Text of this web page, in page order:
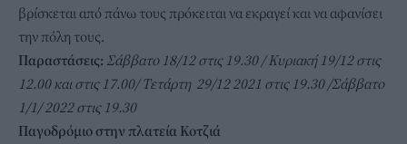
βρίσκεται από πάνω τους πρόκειται να εκραγεί και να αφανίσει
την πόλη τους.
Παραστάσεις: Σάββατο 18/12 στις 19.30 / Κυριακή 19/12 στις
12.00 και στις 17.00/ Τετάρτη 29/12 2021 στις 19.30 /Σάββατο
1/1/ 2022 στις 19.30
Παγοδρόμιο στην πλατεία Κοτζιά